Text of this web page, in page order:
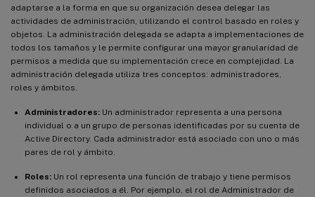
adaptarse a la forma en que su organización desea delegar las
actividades de administración, utilizando el control basado en roles y
objetos. La administración delegada se adapta a implementaciones de
todos los tamaños y le permite configurar una mayor granularidad de
permisos a medida que su implementación crece en complejidad. La
administración delegada utiliza tres conceptos: administradores,
roles y ámbitos.
Administradores: Un administrador representa a una persona
individual o a un grupo de personas identificadas por su cuenta de
Active Directory. Cada administrador está asociado con uno o más
pares de rol y ámbito.
Roles: Un rol representa una función de trabajo y tiene permisos
definidos asociados a él. Por ejemplo, el rol de Administrador de